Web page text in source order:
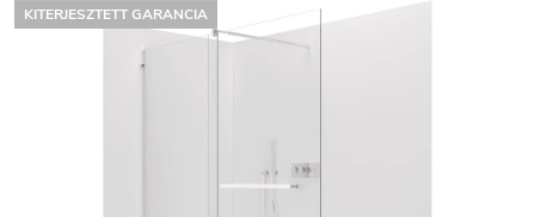
KITERJESZTETT GARANCIA